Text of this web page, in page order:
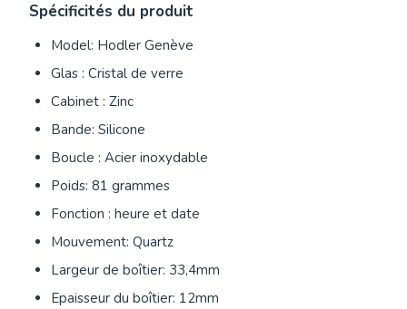
Spécificités du produit
Model: Hodler Genève
Glas : Cristal de verre
Cabinet : Zinc
Bande: Silicone
Boucle : Acier inoxydable
Poids: 81 grammes
Fonction : heure et date
Mouvement: Quartz
Largeur de boîtier: 33,4mm
Epaisseur du boîtier: 12mm